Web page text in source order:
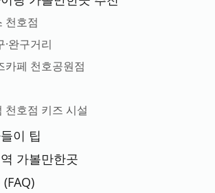
천호점
완구거리
카페 천호공원점
천호점 키즈 시설
이 팁
가볼만한곳